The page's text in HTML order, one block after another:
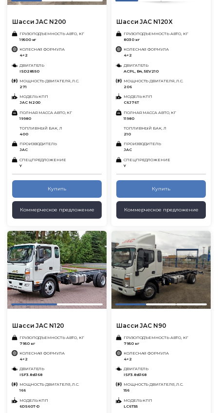
Шасси JAC N200
ГРУЗОПОДЪЕМНОСТЬ АВТО, КГ
19500 кг
КОЛЕСНАЯ ФОРМУЛА
4×2
ДВИГАТЕЛЬ
ISD285 50
МОЩНОСТЬ ДВИГАТЕЛЯ, Л.С.
271
МОДЕЛЬ КПП
JAC N200
ПОЛНАЯ МАССА АВТО, КГ
19980
ТОПЛИВНЫЙ БАК, Л
400
ПРОИЗВОДИТЕЛЬ
JAC
СПЕЦПРЕДЛОЖЕНИЕ
Y
Купить
Коммерческое предложение
Шасси JAC N120X
ГРУЗОПОДЪЕМНОСТЬ АВТО, КГ
8030 кг
КОЛЕСНАЯ ФОРМУЛА
4×2
ДВИГАТЕЛЬ
ACPL, B4, 5EV210
МОЩНОСТЬ ДВИГАТЕЛЯ, Л.С.
206
МОДЕЛЬ КПП
C6J76T
ПОЛНАЯ МАССА АВТО, КГ
11980
ТОПЛИВНЫЙ БАК, Л
210
ПРОИЗВОДИТЕЛЬ
JAC
СПЕЦПРЕДЛОЖЕНИЕ
Y
Купить
Коммерческое предложение
Шасси JAC N120
ГРУЗОПОДЪЕМНОСТЬ АВТО, КГ
7950 кг
КОЛЕСНАЯ ФОРМУЛА
4×2
ДВИГАТЕЛЬ
ISF3.8s5168
МОЩНОСТЬ ДВИГАТЕЛЯ, Л.С.
166
МОДЕЛЬ КПП
6DS60T-D
Шасси JAC N90
ГРУЗОПОДЪЕМНОСТЬ АВТО, КГ
7950 кг
КОЛЕСНАЯ ФОРМУЛА
4×2
ДВИГАТЕЛЬ
ISF3.8s5168
МОЩНОСТЬ ДВИГАТЕЛЯ, Л.С.
156
МОДЕЛЬ КПП
LC6T55